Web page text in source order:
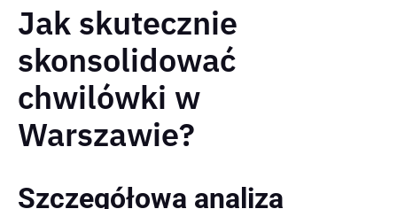
Jak skutecznie
skonsolidować
chwilówki w
Warszawie?
Szczegółowa analiza